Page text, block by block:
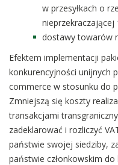
w przesyłkach o
nieprzekraczającej
dostawy towarów
Efektem implementacji
konkurencyjności unijnych
commerce w stosunku do
Zmniejszą się koszty
transakcjami
zadeklarować i rozliczyć
państwie swojej siedziby,
państwie członkowskim